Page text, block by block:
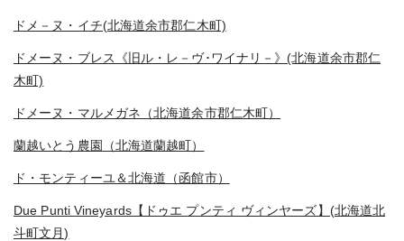
ドメ－ヌ・イチ(北海道余市郡仁木町)
ドメーヌ・ブレス《旧ル・レ－ヴ･ワイナリ－》(北海道余市郡仁
木町)
ドメーヌ・マルメガネ（北海道余市郡仁木町）
蘭越いとう農園（北海道蘭越町）
ド・モンティーユ＆北海道（函館市）
Due Punti Vineyards【ドゥエ プンティ ヴィンヤーズ】(北海道北
斗町文月)